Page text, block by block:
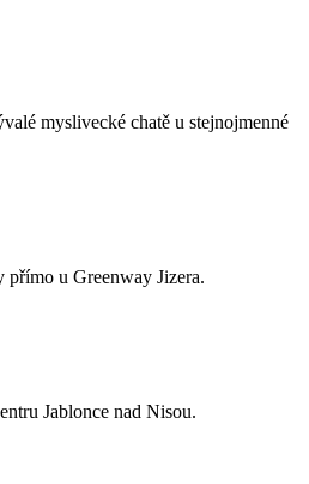
myslivecké chatě u stejnojmenné
u Greenway Jizera.
Jablonce nad Nisou.